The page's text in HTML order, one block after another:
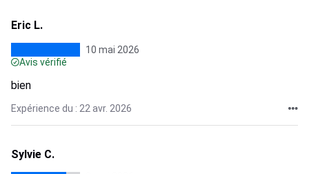
Eric L.
10 mai 2026
Avis vérifié
bien
Expérience du : 22 avr. 2026
Sylvie C.